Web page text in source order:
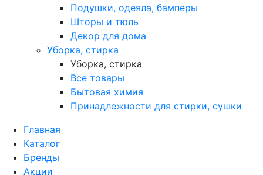
Подушки, одеяла, бамперы
Шторы и тюль
Декор для дома
Уборка, стирка
Уборка, стирка
Все товары
Бытовая химия
Принадлежности для стирки, сушки
Главная
Каталог
Бренды
Акции